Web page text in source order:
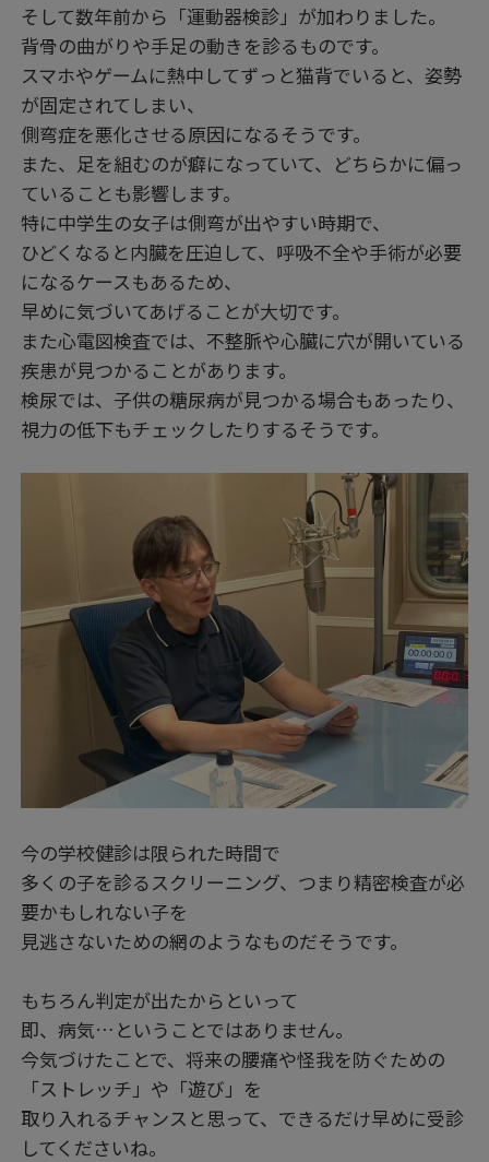
そして数年前から「運動器検診」が加わりました。
背骨の曲がりや手足の動きを診るものです。
スマホやゲームに熱中してずっと猫背でいると、姿勢
が固定されてしまい、
側弯症を悪化させる原因になるそうです。
また、足を組むのが癖になっていて、どちらかに偏っ
ていることも影響します。
特に中学生の女子は側弯が出やすい時期で、
ひどくなると内臓を圧迫して、呼吸不全や手術が必要
になるケースもあるため、
早めに気づいてあげることが大切です。
また心電図検査では、不整脈や心臓に穴が開いている
疾患が見つかることがあります。
検尿では、子供の糖尿病が見つかる場合もあったり、
視力の低下もチェックしたりするそうです。
今の学校健診は限られた時間で
多くの子を診るスクリーニング、つまり精密検査が必
要かもしれない子を
見逃さないための網のようなものだそうです。
もちろん判定が出たからといって
即、病気…ということではありません。
今気づけたことで、将来の腰痛や怪我を防ぐための
「ストレッチ」や「遊び」を
取り入れるチャンスと思って、できるだけ早めに受診
してくださいね。